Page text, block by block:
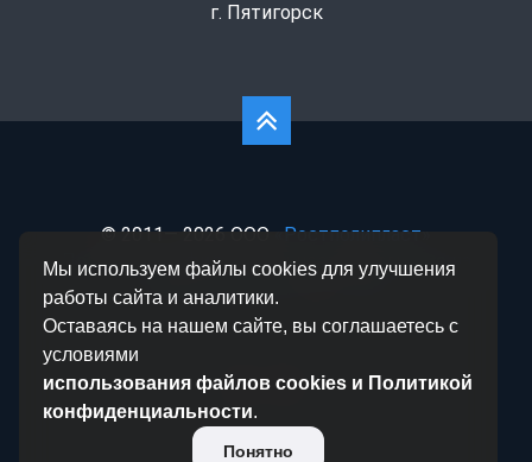
г. Пятигорск
© 2011— 2026 ООО
«Ростполипласт»
Политика конфиденциальности| Согласие на
Мы используем файлы cookies для улучшения
работы сайта и аналитики.
Оставаясь на нашем сайте, вы соглашаетесь с
условиями
использования файлов cookies и Политикой
конфиденциальности.
Понятно